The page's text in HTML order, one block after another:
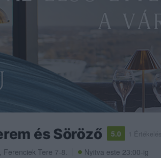
és Söröző 5.0 1 Értékelés
, Ferenciek Tere 7-8. Nyitva este 23:00-ig